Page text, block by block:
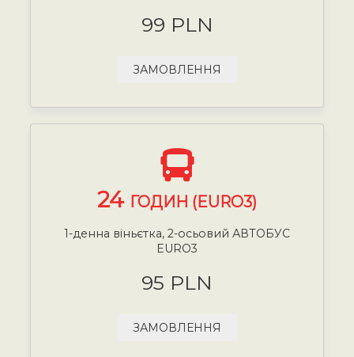
99 PLN
ЗАМОВЛЕННЯ
24 ГОДИН (EURO3)
1-денна віньєтка, 2-осьовий АВТОБУС
EURO3
95 PLN
ЗАМОВЛЕННЯ